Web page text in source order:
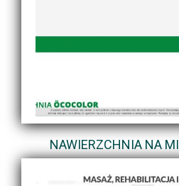
NAWIERZCHNIA NA